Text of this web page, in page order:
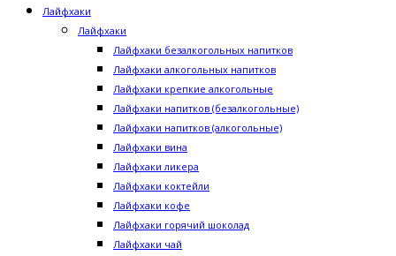
Лайфхаки
Лайфхаки
Лайфхаки безалкогольных напитков
Лайфхаки алкогольных напитков
Лайфхаки крепкие алкогольные
Лайфхаки напитков (безалкогольные)
Лайфхаки напитков (алкогольные)
Лайфхаки вина
Лайфхаки ликера
Лайфхаки коктейли
Лайфхаки кофе
Лайфхаки горячий шоколад
Лайфхаки чай